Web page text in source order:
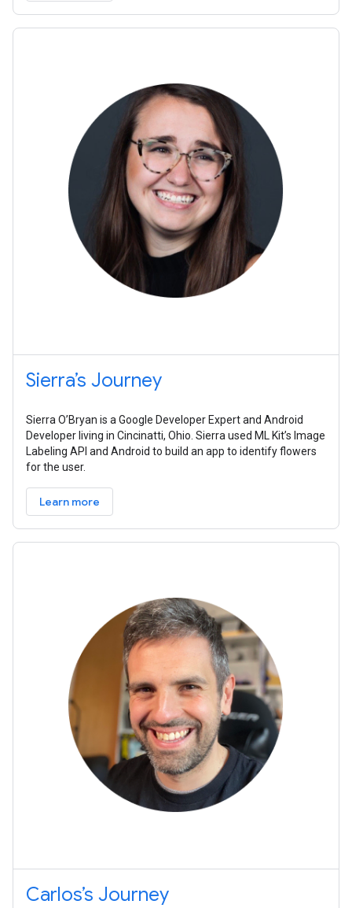
Sierra’s Journey
Sierra O’Bryan is a Google Developer Expert and Android
Developer living in Cincinatti, Ohio. Sierra used ML Kit’s Image
Labeling API and Android to build an app to identify flowers
for the user.
Learn more
Carlos’s Journey